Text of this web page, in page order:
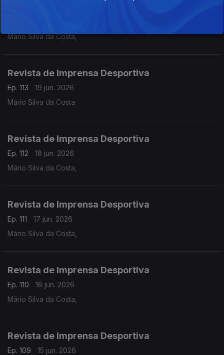
Mário Silva da Costa,
Revista de Imprensa Desportiva
Ep. 113
19 jun. 2026
Mário Silva da Costa
Revista de Imprensa Desportiva
Ep. 112
18 jun. 2026
Mário Silva da Costa,
Revista de Imprensa Desportiva
Ep. 111
17 jun. 2026
Mário Silva da Costa,
Revista de Imprensa Desportiva
Ep. 110
16 jun. 2026
Mário Silva da Costa,
Revista de Imprensa Desportiva
Ep. 109
15 jun. 2026